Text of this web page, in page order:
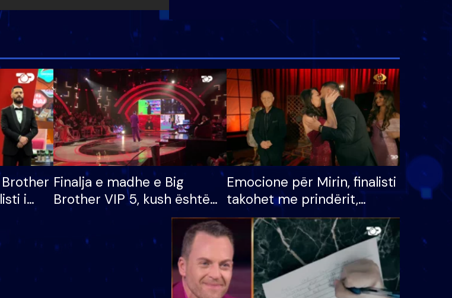
i
Finalja e madhe e Big
Brother VIP 5, kush është
banori i parë që lë shtëpinë
dhe humb mundësinë për
të fituar çmimin e madh
Emocione për Mirin, finalisti
takohet me prindërit,
vajzën dhe bashkëshorten:
S’kemi ndonjë letër divorci
apo jo?